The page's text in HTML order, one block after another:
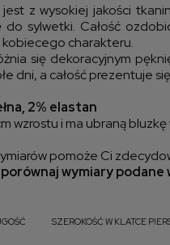
jest z wysokiej jakości
do sylwetki. Całość
charakteru.
się dekoracyjnym
dni, a całość prezentuje
2% elastan
wzrostu i ma ubraną
pomoże Ci
wymiary podane
SZEROKOŚĆ W KLATCE